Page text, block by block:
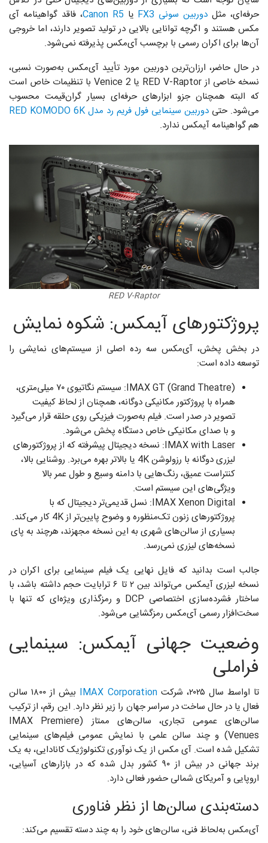
حرفه‌ای، مثل دوربین سونی FX3 یا Canon R5، فاقد گواهینامه آی
مکس هستند و اگرچه توانایی بالایی در تولید تصویر دارند، اما خروجی
آن‌ها برای اکران رسمی با برچسب آی‌مکس پذیرفته نمی‌شود.
در حال حاضر، ارزان‌ترین دوربین مورد تأیید آی‌مکس به‌صورت نسبی،
نسخه خاصی از RED V-Raptor یا Venice 2 با تنظیمات خاص است
که البته همچنان جزو ابزارهای حرفه‌ای بسیار گران‌قیمت محسوب
می‌شود. حتی دوربین سینمایی فول فریم رد مدل RED KOMODO 6K
هم گواهینامه آیمکس ندارد.
RED V-Raptor
پروژکتورهای آیمکس: شکوه نمایش
در بخش پخش، آی‌مکس سه رده اصلی از سیستم‌های نمایشی را
توسعه داده است:
IMAX GT (Grand Theatre): سیستم نگاتیوی ۷۰ میلی‌متری،
همراه با پروژکتور مکانیکی دوگانه، همچنان از لحاظ کیفیت
تصویر در صدر است. فیلم به‌صورت فیزیکی روی حلقه قرار می‌گیرد
و با صدای مکانیکی خاص دستگاه پخش می‌شود.
IMAX with Laser: نسخه دیجیتال پیشرفته که از پروژکتورهای
لیزری دوگانه با رزولوشن 4K یا بالاتر بهره می‌برد. روشنایی بالا،
کنتراست عمیق، رنگ‌هایی با دامنه وسیع و طول عمر بالا
ویژگی‌های این سیستم است.
IMAX Xenon Digital: نسل قدیمی‌تر دیجیتال که با
پروژکتورهای زنون تک‌منظوره و وضوح پایین‌تر از 4K کار می‌کند.
بسیاری از سالن‌های شهری به این نسخه مجهزند، هرچند به پای
نسخه‌های لیزری نمی‌رسد.
جالب است بدانید که فایل نهایی یک فیلم سینمایی برای اکران در
نسخه لیزری آیمکس می‌تواند بین ۲ تا ۶ ترابایت حجم داشته باشد، با
ساختار فشرده‌سازی اختصاصی DCP و رمزگذاری ویژه‌ای که تنها با
سخت‌افزار رسمی آی‌مکس رمزگشایی می‌شود.
وضعیت جهانی آیمکس: سینمایی
فراملی
تا اواسط سال ۲۰۲۵، شرکت IMAX Corporation
بیش از ۱۸۰۰ سالن
فعال یا در حال ساخت در سراسر جهان را زیر نظر دارد. این رقم، از ترکیب
سالن‌های عمومی تجاری، سالن‌های ممتاز (IMAX Premiere
Venues) و چند سالن علمی با نمایش عمومی فیلم‌های سینمایی
تشکیل شده است. آی‌ مکس از یک نوآوری تکنولوژیک کانادایی، به یک
برند جهانی در بیش از ۹۰ کشور بدل شده که در بازارهای آسیایی،
اروپایی و آمریکای شمالی حضور فعالی دارد.
دسته‌بندی سالن‌ها از نظر فناوری
آی‌مکس به‌لحاظ فنی، سالن‌های خود را به چند دسته تقسیم می‌کند: